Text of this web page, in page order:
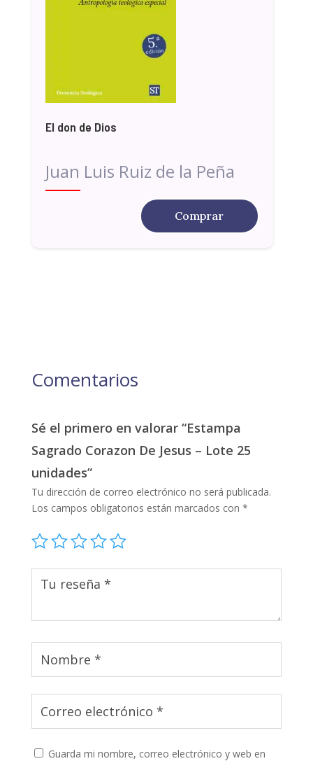
El don de Dios
Juan Luis Ruiz de la Peña
Comprar
Comentarios
Sé el primero en valorar “Estampa
Sagrado Corazon De Jesus – Lote 25
unidades”
Tu dirección de correo electrónico no será publicada.
Los campos obligatorios están marcados con *
Guarda mi nombre, correo electrónico y web en